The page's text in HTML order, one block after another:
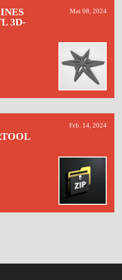
3D-
Mai 08, 2024
Feb. 14, 2024